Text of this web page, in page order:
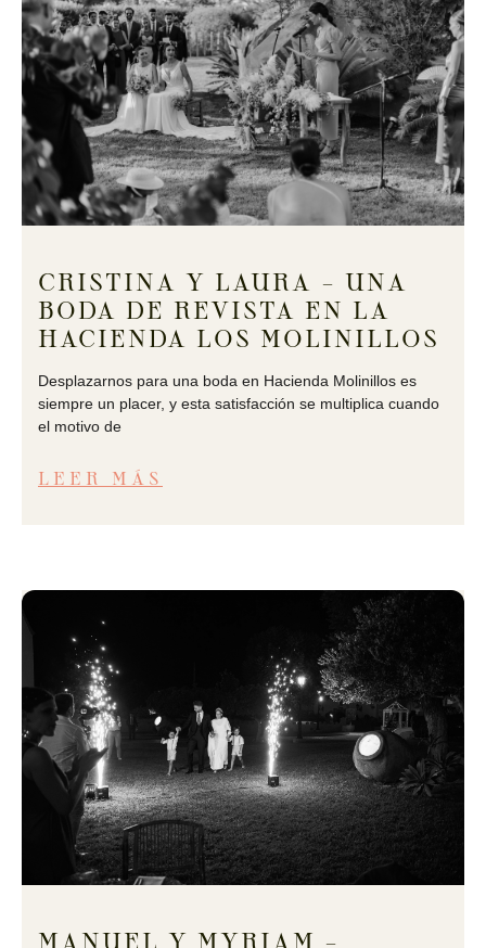
CRISTINA Y LAURA – UNA
BODA DE REVISTA EN LA
HACIENDA LOS MOLINILLOS
Desplazarnos para una boda en Hacienda Molinillos es
siempre un placer, y esta satisfacción se multiplica cuando
el motivo de
LEER MÁS